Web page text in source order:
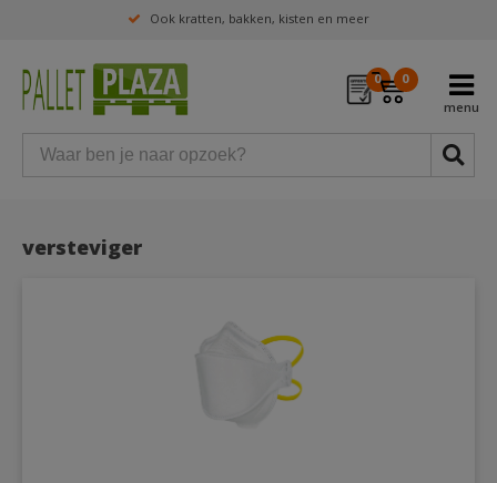
Ook kratten, bakken, kisten en meer
0 0
versteviger